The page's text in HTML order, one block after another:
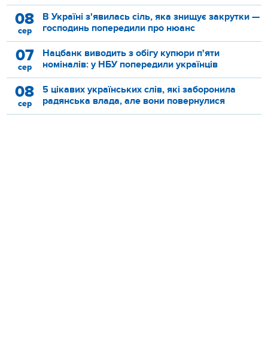
08
сер
В Україні з'явилась сіль, яка знищує закрутки —
господинь попередили про нюанс
07
сер
Нацбанк виводить з обігу купюри п'яти
номіналів: у НБУ попередили українців
08
сер
5 цікавих українських слів, які заборонила
радянська влада, але вони повернулися